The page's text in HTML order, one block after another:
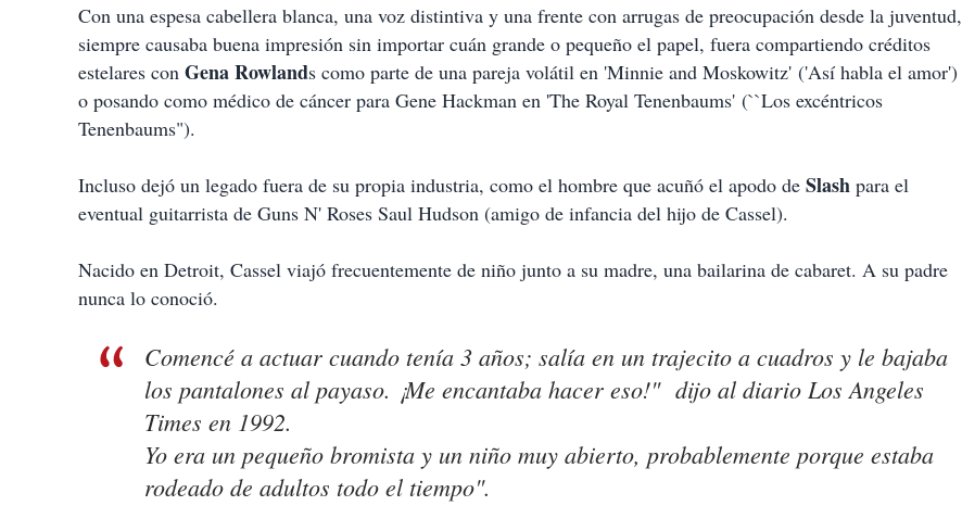
Con una espesa cabellera blanca, una voz distintiva y una frente con arrugas de preocupación desde la juventud,
siempre causaba buena impresión sin importar cuán grande o pequeño el papel, fuera compartiendo créditos
estelares con Gena Rowlands como parte de una pareja volátil en 'Minnie and Moskowitz' ('Así habla el amor')
o posando como médico de cáncer para Gene Hackman en 'The Royal Tenenbaums' (``Los excéntricos
Tenenbaums").
Incluso dejó un legado fuera de su propia industria, como el hombre que acuñó el apodo de Slash para el
eventual guitarrista de Guns N' Roses Saul Hudson (amigo de infancia del hijo de Cassel).
Nacido en Detroit, Cassel viajó frecuentemente de niño junto a su madre, una bailarina de cabaret. A su padre
nunca lo conoció.
Comencé a actuar cuando tenía 3 años; salía en un trajecito a cuadros y le bajaba
los pantalones al payaso. ¡Me encantaba hacer eso!" dijo al diario Los Angeles
Times en 1992.
Yo era un pequeño bromista y un niño muy abierto, probablemente porque estaba
rodeado de adultos todo el tiempo".